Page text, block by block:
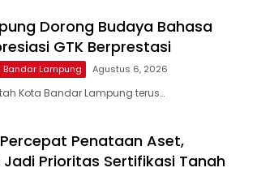
Dorong Budaya Bahasa
GTK Berprestasi
Lampung Agustus 6, 2026
Kota Bandar Lampung terus…
Penataan Aset,
Prioritas Sertifikasi Tanah